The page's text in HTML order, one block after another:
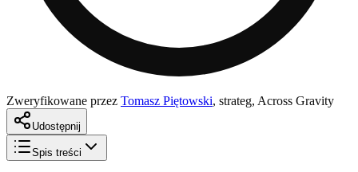
Zweryfikowane przez Tomasz Piętowski, strateg, Across Gravity
Udostępnij
Spis treści